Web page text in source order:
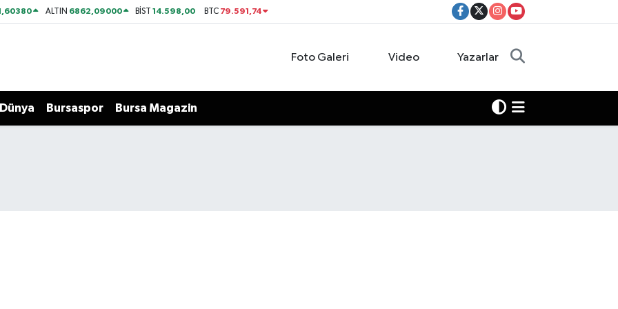
ALTIN 6862,09000 BİST14.598,00 BTC 79.591,74
Foto Galeri Video Yazarlar
Dünya Bursaspor Bursa Magazin